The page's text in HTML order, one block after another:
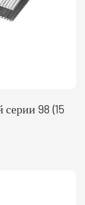
98 (15